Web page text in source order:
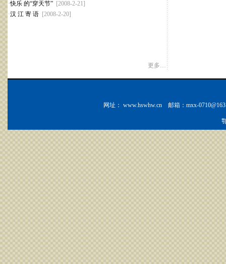
·快乐 的“穿天节” [2008-2-21]
·汉 江 寄 语 [2008-2-20]
更多…
网址： www.hswhw.cn 邮箱：mxx-